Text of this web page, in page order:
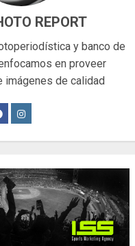
REPORT
y banco de
en proveer
imágenes de calidad